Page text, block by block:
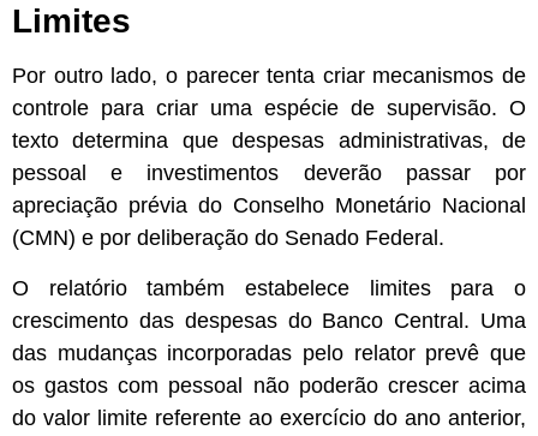
Limites
Por outro lado, o parecer tenta criar mecanismos de
controle para criar uma espécie de supervisão. O
texto determina que despesas administrativas, de
pessoal e investimentos deverão passar por
apreciação prévia do Conselho Monetário Nacional
(CMN) e por deliberação do Senado Federal.
O relatório também estabelece limites para o
crescimento das despesas do Banco Central. Uma
das mudanças incorporadas pelo relator prevê que
os gastos com pessoal não poderão crescer acima
do valor limite referente ao exercício do ano anterior,